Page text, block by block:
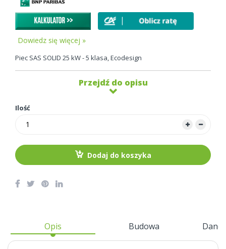
Dowiedz się więcej »
Piec SAS SOLID 25 kW - 5 klasa, Ecodesign
Przejdź do opisu
Ilość
Dodaj do koszyka
Opis Budowa Dane